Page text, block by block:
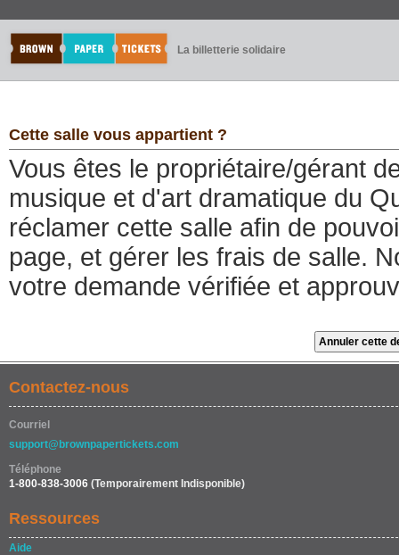
La billetterie solidaire
Cette salle vous appartient ?
Vous êtes le propriétaire/gérant
musique et d'art dramatique du
réclamer cette salle afin de
page, et gérer les frais de salle.
votre demande vérifiée et
Contactez-nous
Courriel
support@brownpapertickets.com
Téléphone
1-800-838-3006 (Temporairement Indisponible)
Ressources
Aide